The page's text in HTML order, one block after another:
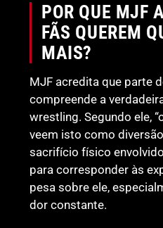
POR QUE MJF
FÃS QUEREM
MAIS?
MJF acredita que parte
compreende a
wrestling. Segundo ele,
veem isto como
sacrifício físico
para corresponder às
pesa sobre ele,
dor constante.